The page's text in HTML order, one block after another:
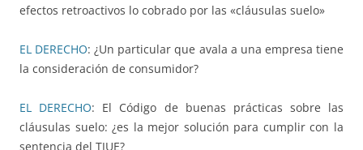
efectos retroactivos lo cobrado por las «cláusulas suelo»
EL DERECHO: ¿Un particular que avala a una empresa tiene
la consideración de consumidor?
EL DERECHO: El Código de buenas prácticas sobre las
cláusulas suelo: ¿es la mejor solución para cumplir con la
sentencia del TJUE?